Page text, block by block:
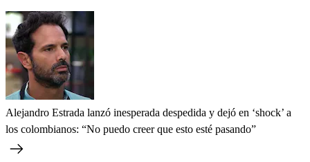
Alejandro Estrada lanzó inesperada despedida y dejó en ‘shock’ a
los colombianos: “No puedo creer que esto esté pasando”